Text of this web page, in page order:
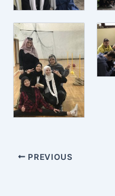
PREVIOUS